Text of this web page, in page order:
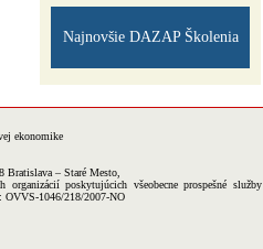
Najnovšie DAZAP Školenia
ekonomike
– Staré Mesto,
poskytujúcich všeobecne prospešné služby
OVVS-1046/218/2007-NO